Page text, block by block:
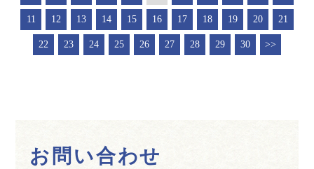
11 12 13 14 15 16 17 18 19 20 21
22 23 24 25 26 27 28 29 30 >>
お問い合わせ